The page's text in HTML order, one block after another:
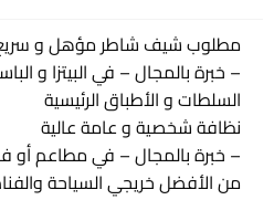
مطلوب شيف شاطر مؤهل و
– خبرة بالمجال – في البيتزا و
السلطات و الأطباق الرئيسية
نظافة شخصية و عامة عالية
– خبرة بالمجال – في مطاعم أو
من الأفضل خريجي السياحة